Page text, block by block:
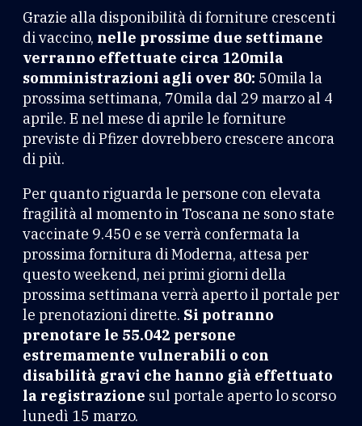
Grazie alla disponibilità di forniture crescenti
divaccino, nelle prossime due settimane
verranno effettuate circa 120mila
somministrazioni agli over 80: 50mila la
prossima settimana, 70mila dal 29 marzo al 4
aprile. E nel mese di aprile le forniture
previste di Pfizer dovrebbero crescere ancora
di più.
Per quanto riguarda le persone con elevata
fragilità al momento in Toscana ne sono state
vaccinate 9.450 e se verrà confermata la
prossima fornitura di Moderna, attesa per
questo weekend, nei primi giorni della
prossima settimana verrà aperto il portale per
le prenotazioni dirette. Si potranno
prenotare le 55.042 persone
estremamente vulnerabili o con
disabilità gravi che hanno già effettuato
la registrazione sul portale aperto lo scorso
lunedì 15 marzo.